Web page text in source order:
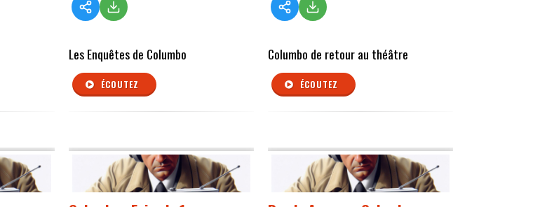
Les Enquêtes de Columbo
ÉCOUTEZ
Columbo de retour au théâtre
ÉCOUTEZ